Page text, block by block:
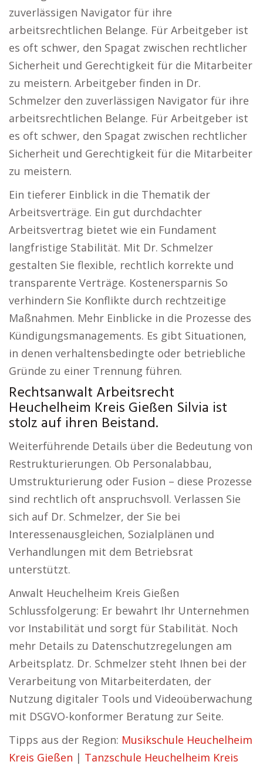
zuverlässigen Navigator für ihre
arbeitsrechtlichen Belange. Für Arbeitgeber ist
es oft schwer, den Spagat zwischen rechtlicher
Sicherheit und Gerechtigkeit für die Mitarbeiter
zu meistern. Arbeitgeber finden in Dr.
Schmelzer den zuverlässigen Navigator für ihre
arbeitsrechtlichen Belange. Für Arbeitgeber ist
es oft schwer, den Spagat zwischen rechtlicher
Sicherheit und Gerechtigkeit für die Mitarbeiter
zu meistern.
Ein tieferer Einblick in die Thematik der
Arbeitsverträge. Ein gut durchdachter
Arbeitsvertrag bietet wie ein Fundament
langfristige Stabilität. Mit Dr. Schmelzer
gestalten Sie flexible, rechtlich korrekte und
transparente Verträge. Kostenersparnis So
verhindern Sie Konflikte durch rechtzeitige
Maßnahmen. Mehr Einblicke in die Prozesse des
Kündigungsmanagements. Es gibt Situationen,
in denen verhaltensbedingte oder betriebliche
Gründe zu einer Trennung führen.
Rechtsanwalt Arbeitsrecht
Heuchelheim Kreis Gießen Silvia ist
stolz auf ihren Beistand.
Weiterführende Details über die Bedeutung von
Restrukturierungen. Ob Personalabbau,
Umstrukturierung oder Fusion – diese Prozesse
sind rechtlich oft anspruchsvoll. Verlassen Sie
sich auf Dr. Schmelzer, der Sie bei
Interessenausgleichen, Sozialplänen und
Verhandlungen mit dem Betriebsrat
unterstützt.
Anwalt Heuchelheim Kreis Gießen
Schlussfolgerung: Er bewahrt Ihr Unternehmen
vor Instabilität und sorgt für Stabilität. Noch
mehr Details zu Datenschutzregelungen am
Arbeitsplatz. Dr. Schmelzer steht Ihnen bei der
Verarbeitung von Mitarbeiterdaten, der
Nutzung digitaler Tools und Videoüberwachung
mit DSGVO-konformer Beratung zur Seite.
Tipps aus der Region: Musikschule Heuchelheim
Kreis Gießen | Tanzschule Heuchelheim Kreis